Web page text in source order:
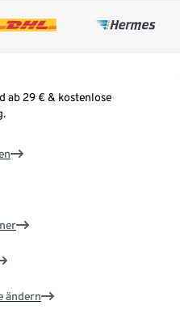
ab 29 € & kostenlose
ändern